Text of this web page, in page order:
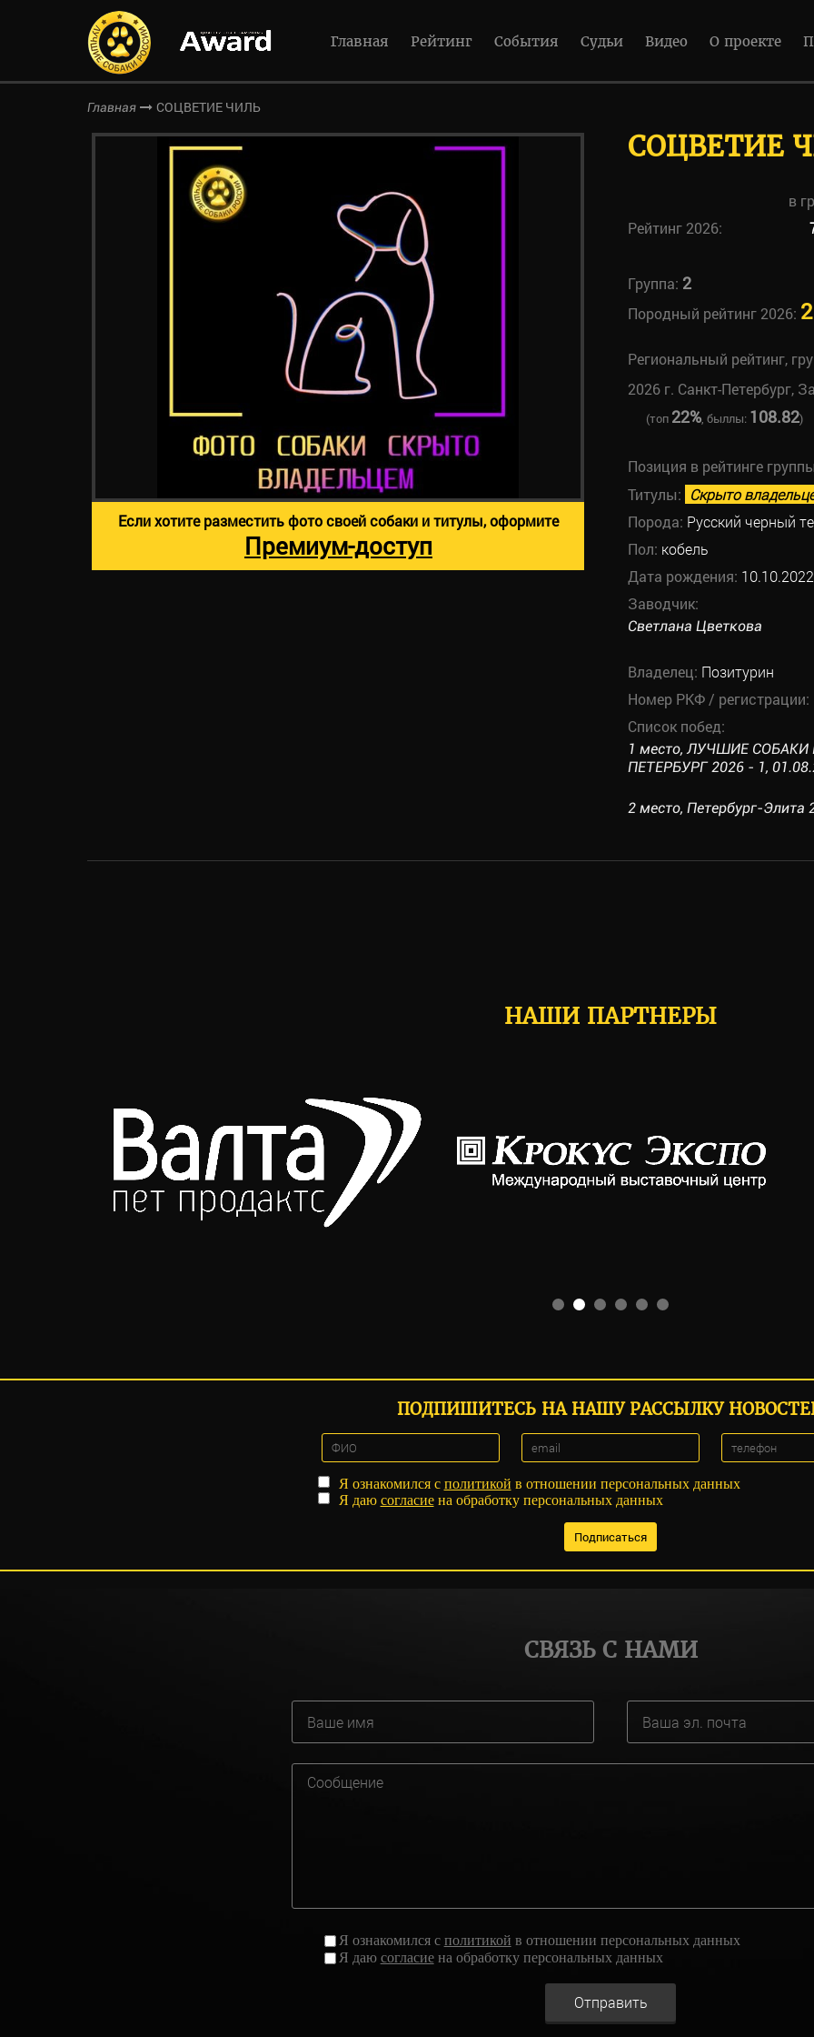
Главная Рейтинг События Судьи Видео О проекте
Главная СОЦВЕТИЕ ЧИЛЬ
СОЦВЕТИЕ
в
Рейтинг 2026:
Группа: 2
Породный рейтинг 2026: 2
Региональный рейтинг,
2026 г. Санкт-Петербург,
(топ 22%, быллы: 108.82)
Позиция в рейтинге
Титулы: Скрыто
Порода: Русский черный
Пол: кобель
Дата рождения: 10.10.2022
Заводчик:
Светлана Цветкова
Владелец: Позитурин
Номер РКФ / регистрации:
Список побед:
1 место, ЛУЧШИЕ
ПЕТЕРБУРГ 2026 - 1,
2 место, Петербург-Элита
Если хотите разместить фото своей собаки и титулы, оформите
Премиум-доступ
НАШИ ПАРТНЕРЫ
ПОДПИШИТЕСЬ НА НАШУ РАССЫЛКУ
Я ознакомился с политикой в отношении персональных данных
Я даю согласиена обработку персональных данных
СВЯЗЬ С НАМИ
Я ознакомился с политикой в отношении персональных данных
Я даю согласиена обработку персональных данных
Отправить